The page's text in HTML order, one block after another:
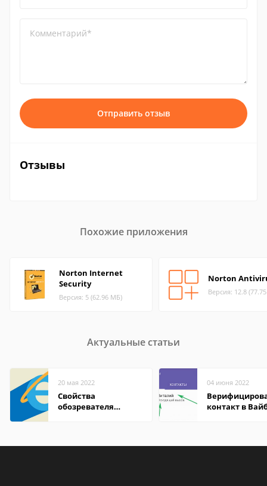
Комментарий*
Отправить отзыв
Отзывы
Похожие приложения
Norton Internet
Security
Версия: 5 (62.96 МБ)
Norton
Версия: 12.8
Актуальные статьи
20 мая 2022
Свойства
обозревателя
04 июня 2022
контакт в